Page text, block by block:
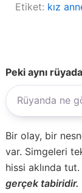
Etiket: kız
Peki aynı
Bir olay, bir
var. Simgeleri
hissi aklında tut.
gerçek tabiridir.